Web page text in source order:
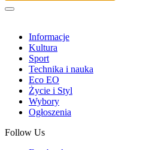
Informacje
Kultura
Sport
Technika i nauka
Eco EO
Życie i Styl
Wybory
Ogłoszenia
Follow Us